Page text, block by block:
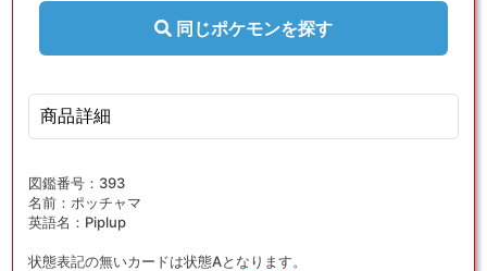
同じポケモンを探す
商品詳細
図鑑番号：393
名前：ポッチャマ
英語名：Piplup
状態表記の無いカードは状態Aとなります。